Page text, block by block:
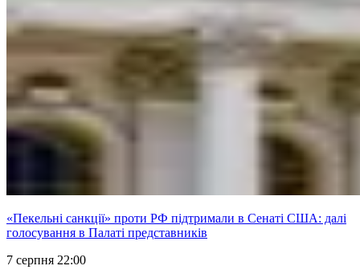
«Пекельні санкції» проти РФ підтримали в Сенаті США: далі
голосування в Палаті представників
7 серпня 22:00